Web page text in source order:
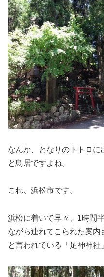
なんか、となりのトトロに
と鳥居ですよね。
これ、浜松市です。
浜松に着いて早々、1時間
ながら連れてこられた案内
と言われている「足神神社